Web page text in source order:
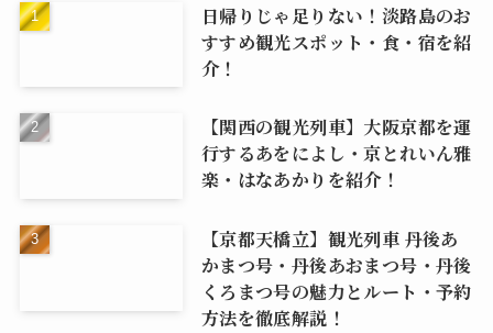
日帰りじゃ足りない！淡路島のお
すすめ観光スポット・食・宿を紹
介！
【関西の観光列車】大阪京都を運
行するあをによし・京とれいん雅
楽・はなあかりを紹介！
【京都天橋立】観光列車 丹後あ
かまつ号・丹後あおまつ号・丹後
くろまつ号の魅力とルート・予約
方法を徹底解説！